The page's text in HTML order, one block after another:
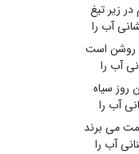
زیر تیغ
آب را
روشن است
آب را
روز سیاه
آب را
می برند
آب را